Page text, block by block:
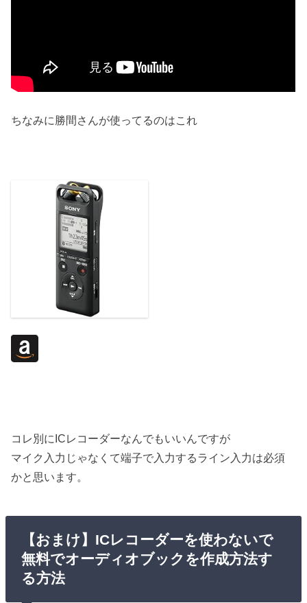
ちなみに勝間さんが使ってるのはこれ
コレ別にICレコーダーなんでもいいんですが
マイク入力じゃなくて端子で入力するライン入力は必須
かと思います。
【おまけ】ICレコーダーを使わないで
無料でオーディオブックを作成方法す
る方法